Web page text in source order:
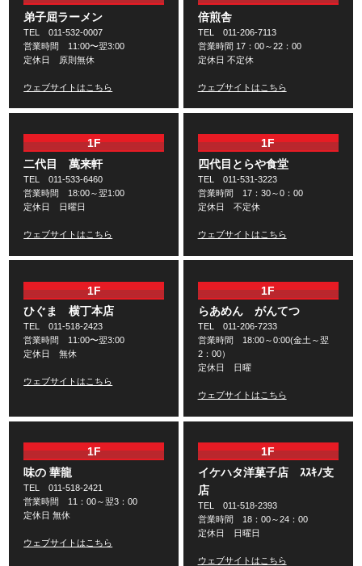
弟子屈ラーメン
TEL 011-532-0007
営業時間 11:00〜翌3:00
定休日 原則無休
ウェブサイトはこちら
倍煎舎
TEL 011-206-7113
営業時間 17：00～22：00
定休日 不定休
ウェブサイトはこちら
1F
二代目 萬来軒
TEL 011-533-6460
営業時間 18:00～翌1:00
定休日 日曜日
ウェブサイトはこちら
1F
四代目とらや食堂
TEL 011-531-3223
営業時間 17：30～0：00
定休日 不定休
ウェブサイトはこちら
1F
ひぐま 横丁本店
TEL 011-518-2423
営業時間 11:00〜翌3:00
定休日 無休
ウェブサイトはこちら
1F
らあめん がんてつ
TEL 011-206-7233
営業時間 18:00～0:00(金土～翌
2：00）
定休日 日曜
ウェブサイトはこちら
1F
味の 華龍
TEL 011-518-2421
営業時間 11：00～翌3：00
定休日 無休
ウェブサイトはこちら
1F
イケハタ洋菓子店 ｽｽｷﾉ支
店
TEL 011-518-2393
営業時間 18：00～24：00
定休日 日曜日
ウェブサイトはこちら